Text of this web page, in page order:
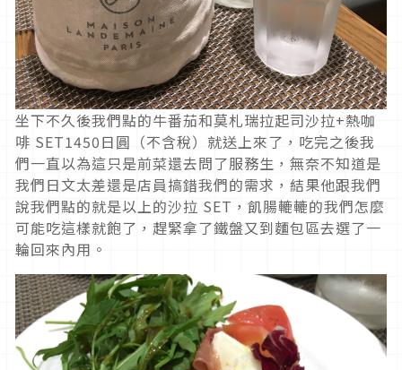
坐下不久後我們點的牛番茄和莫札瑞拉起司沙拉+熱咖
啡 SET1450日圓（不含稅）就送上來了，吃完之後我
們一直以為這只是前菜還去問了服務生，無奈不知道是
我們日文太差還是店員搞錯我們的需求，結果他跟我們
說我們點的就是以上的沙拉 SET，飢腸轆轆的我們怎麼
可能吃這樣就飽了，趕緊拿了鐵盤又到麵包區去選了一
輪回來內用。